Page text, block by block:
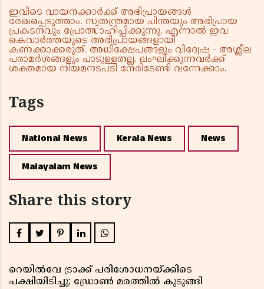
ഇവിടെ വായനക്കാർക്ക് അഭിപ്രായങ്ങൾ
രേഖപ്പെടുത്താം. സ്വതന്ത്രമായ ചിന്തയും അഭിപ്രായ
പ്രകടനവും പ്രോത്സാഹിപ്പിക്കുന്നു. എന്നാൽ ഇവ
കെവാർത്തയുടെ അഭിപ്രായങ്ങളായി
കണക്കാക്കരുത്. അധിക്ഷേപങ്ങളും വിദ്വേഷ - അശ്ലീല
പരാമർശങ്ങളും പാടുള്ളതല്ല. ലംഘിക്കുന്നവർക്ക്
ശക്തമായ നിയമനടപടി നേരിടേണ്ടി വന്നേക്കാം.
Tags
National News Kerala News News
Malayalam News
Share this story
റെയിൽവേ ട്രാക്ക് പരിശോധനയ്ക്കിടെ
പക്ഷിയിടിച്ചു; ഡ്രോൺ മരത്തിൽ കുടുങ്ങി